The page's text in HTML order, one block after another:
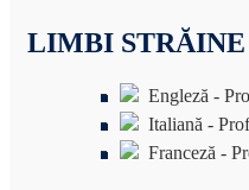
LIMBI STRĂINE
Engleză -
Italiană -
Franceză -